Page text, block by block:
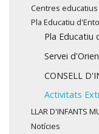
Centres educatius
Pla Educatiu
Pla Educatiu
Servei
CONSELL
Activitats
LLAR D'INFANTS
Notícies